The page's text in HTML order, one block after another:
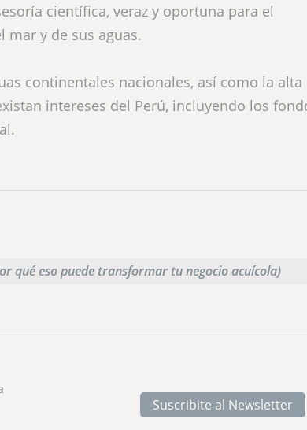
científica, veraz y oportuna para el
mar y de sus aguas.
continentales nacionales, así como la alta
intereses del Perú, incluyendo los
qué eso puede transformar tu negocio acuícola)
Suscribite al Newsletter